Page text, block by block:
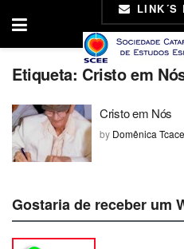
LINK´S
Etiqueta: Cristo em
Cristo em Nós
by Domênica
Gostaria de receber um